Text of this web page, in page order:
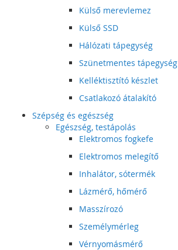
Külső merevlemez
Külső SSD
Hálózati tápegység
Szünetmentes tápegység
Kelléktisztító készlet
Csatlakozó átalakító
Szépség és egészség
Egészség, testápolás
Elektromos fogkefe
Elektromos melegítő
Inhalátor, sótermék
Lázmérő, hőmérő
Masszírozó
Személymérleg
Vérnyomásmérő